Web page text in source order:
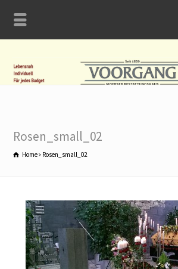
Rosen_small_02
Home Rosen_small_02